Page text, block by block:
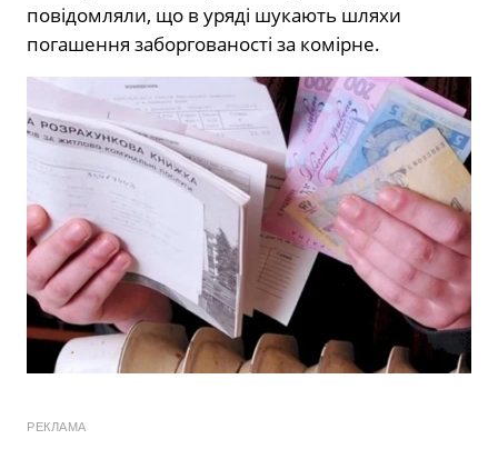
повідомляли, що в уряді шукають шляхи
погашення заборгованості за комірне.
РЕКЛАМА